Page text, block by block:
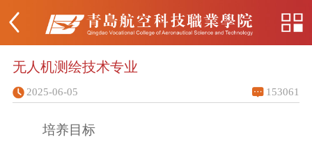
无人机测绘技术专业
2025-06-05 153061
培养目标